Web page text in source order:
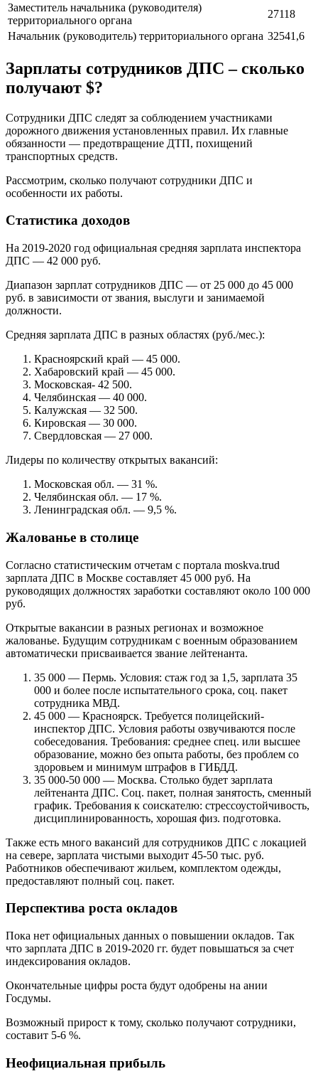
Заместитель начальника (руководителя)
территориального органа
27118
Начальник (руководитель) территориального органа 32541,6
Зарплаты сотрудников ДПС – сколько
получают $?
Сотрудники ДПС следят за соблюдением участниками
дорожного движения установленных правил. Их главные
обязанности — предотвращение ДТП, похищений
транспортных средств.
Рассмотрим, сколько получают сотрудники ДПС и
особенности их работы.
Статистика доходов
На 2019-2020 год официальная средняя зарплата инспектора
ДПС — 42 000 руб.
Диапазон зарплат сотрудников ДПС — от 25 000 до 45 000
руб. в зависимости от звания, выслуги и занимаемой
должности.
Средняя зарплата ДПС в разных областях (руб./мес.):
Красноярский край — 45 000.
Хабаровский край — 45 000.
Московская- 42 500.
Челябинская — 40 000.
Калужская — 32 500.
Кировская — 30 000.
Свердловская — 27 000.
Лидеры по количеству открытых вакансий:
Московская обл. — 31 %.
Челябинская обл. — 17 %.
Ленинградская обл. — 9,5 %.
Жалованье в столице
Согласно статистическим отчетам с портала moskva.trud
зарплата ДПС в Москве составляет 45 000 руб. На
руководящих должностях заработки составляют около 100 000
руб.
Открытые вакансии в разных регионах и возможное
жалованье. Будущим сотрудникам с военным образованием
автоматически присваивается звание лейтенанта.
35 000 — Пермь. Условия: стаж год за 1,5, зарплата 35
000 и более после испытательного срока, соц. пакет
сотрудника МВД.
45 000 — Красноярск. Требуется полицейский-
инспектор ДПС. Условия работы озвучиваются после
собеседования. Требования: среднее спец. или высшее
образование, можно без опыта работы, без проблем со
здоровьем и минимум штрафов в ГИБДД.
35 000-50 000 — Москва. Столько будет зарплата
лейтенанта ДПС. Соц. пакет, полная занятость, сменный
график. Требования к соискателю: стрессоустойчивость,
дисциплинированность, хорошая физ. подготовка.
Также есть много вакансий для сотрудников ДПС с локацией
на севере, зарплата чистыми выходит 45-50 тыс. руб.
Работников обеспечивают жильем, комплектом одежды,
предоставляют полный соц. пакет.
Перспектива роста окладов
Пока нет официальных данных о повышении окладов. Так
что зарплата ДПС в 2019-2020 гг. будет повышаться за счет
индексирования окладов.
Окончательные цифры роста будут одобрены на ании
Госдумы.
Возможный прирост к тому, сколько получают сотрудники,
составит 5-6 %.
Неофициальная прибыль